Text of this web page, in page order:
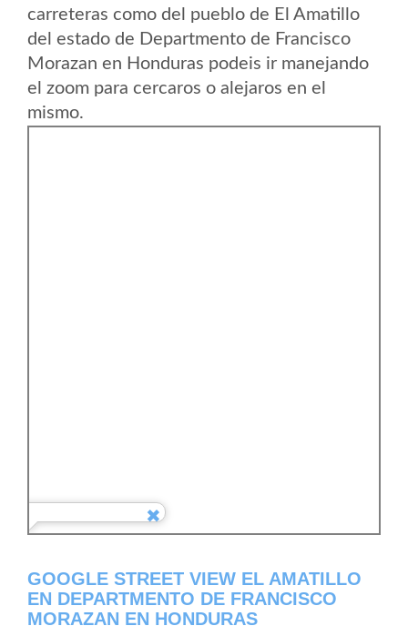
carreteras como del pueblo de El Amatillo
del estado de Departmento de Francisco
Morazan en Honduras podeis ir manejando
el zoom para cercaros o alejaros en el
mismo.
GOOGLE STREET VIEW EL AMATILLO
EN DEPARTMENTO DE FRANCISCO
MORAZAN EN HONDURAS